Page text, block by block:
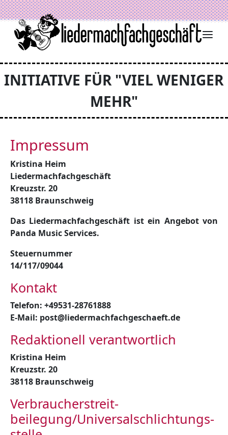
Zum Inhalt springen
INITIATIVE FÜR "VIEL WENIGER
MEHR"
Impressum
Kristina Heim
Liedermachfachgeschäft
Kreuzstr. 20
38118 Braunschweig
Das Liedermachfachgeschäft ist ein Angebot von
Panda Music Services.
Steuernummer
14/117/09044
Kontakt
Telefon: +49531-28761888
E-Mail: post@liedermachfachgeschaeft.de
Redaktionell verantwortlich
Kristina Heim
Kreuzstr. 20
38118 Braunschweig
Verbraucher­streit­
beilegung/Universal­schlichtungs­